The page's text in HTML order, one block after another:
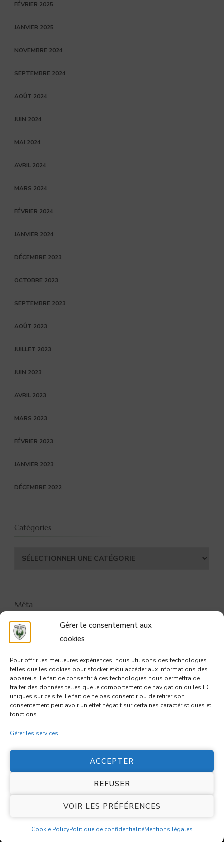
Gérer le consentement aux
cookies
Pour offrir les meilleures expériences, nous utilisons des technologies
telles que les cookies pour stocker et/ou accéder aux informations des
appareils. Le fait de consentir à ces technologies nous permettra de
traiter des données telles que le comportement de navigation ou les ID
uniques sur ce site. Le fait de ne pas consentir ou de retirer son
consentement peut avoir un effet négatif sur certaines caractéristiques et
fonctions.
Gérer les services
ACCEPTER
REFUSER
VOIR LES PRÉFÉRENCES
Cookie PolicyPolitique de confidentialitéMentions légales
FÉVRIER 2025
JANVIER 2025
NOVEMBRE 2024
SEPTEMBRE 2024
AOÛT 2024
JUIN 2024
MAI 2024
AVRIL 2024
MARS 2024
FÉVRIER 2024
JANVIER 2024
DÉCEMBRE 2023
OCTOBRE 2023
SEPTEMBRE 2023
AOÛT 2023
JUILLET 2023
JUIN 2023
AVRIL 2023
MARS 2023
FÉVRIER 2023
JANVIER 2023
DÉCEMBRE 2022
Catégories
Catégories
Méta
CONNEXION
FLUX DES COMMENTAIRES
SITE DE WORDPRESS-FR
réservés.
WordPress
Politique de confidentialité